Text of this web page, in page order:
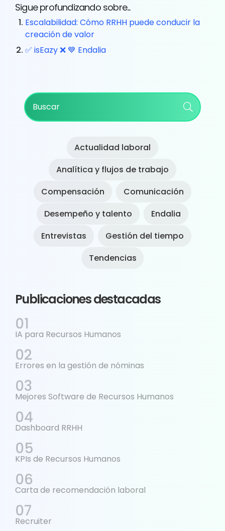
Sigue profundizando sobre...
Escalabilidad: Cómo RRHH puede conducir la
creación de valor
✅ isEazy ❌ 💙 Endalia
Primary
Sidebar
Actualidad laboral
Analítica y flujos de trabajo
Compensación
Comunicación
Desempeño y talento
Endalia
Entrevistas
Gestión del tiempo
Tendencias
Publicaciones destacadas
IA para Recursos Humanos
Errores en la gestión de nóminas
Mejores Software de Recursos Humanos
Dashboard RRHH
KPIs de Recursos Humanos
Carta de recomendación laboral
Recruiter